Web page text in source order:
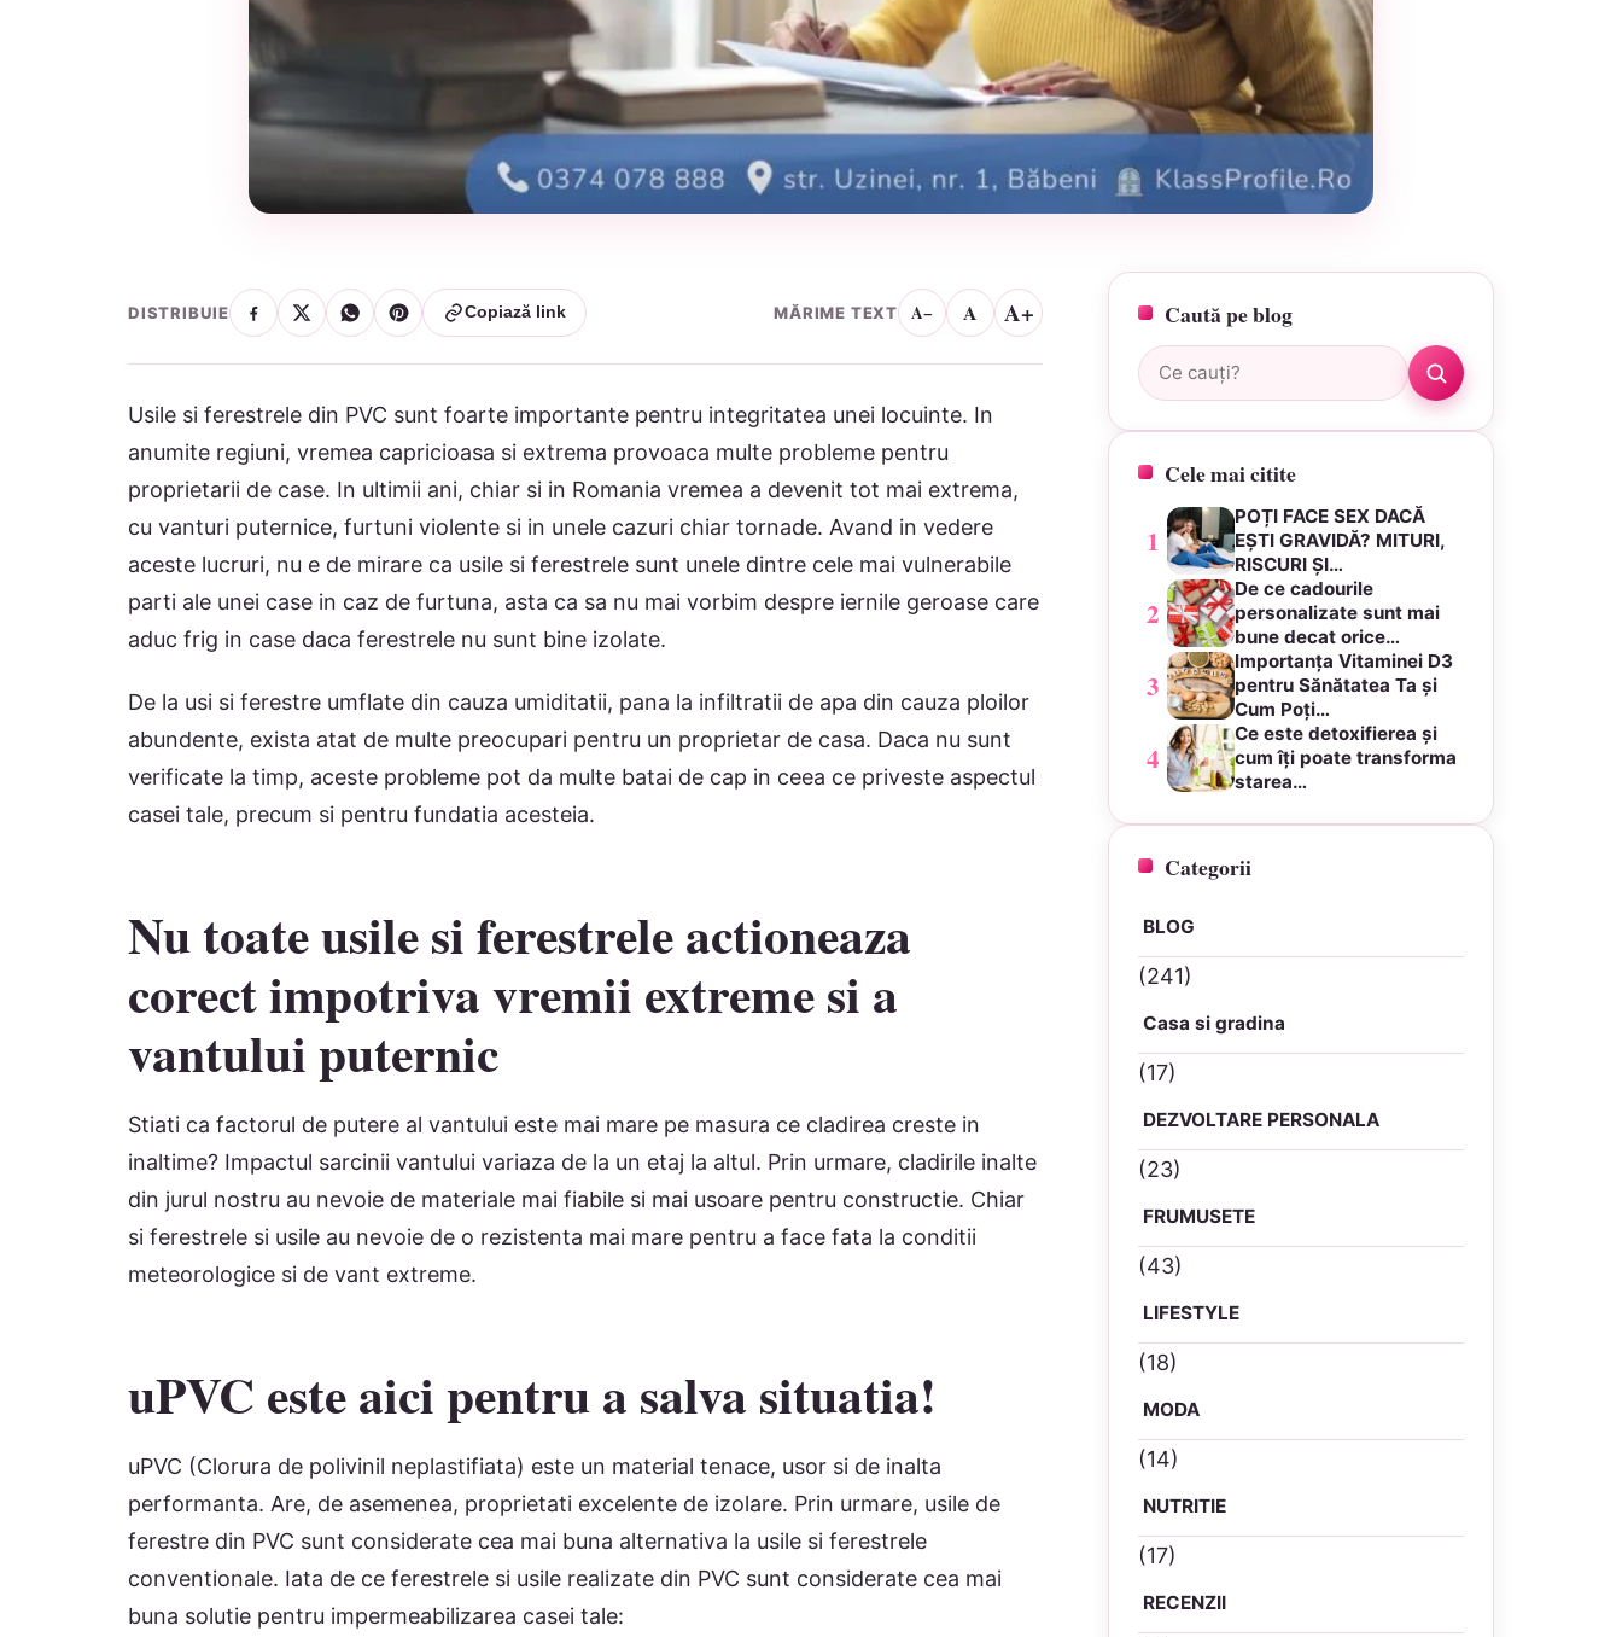
DISTRIBUIE Copiază link MĂRIME TEXT A− A A+
Usile si ferestrele din PVC sunt foarte importante pentru integritatea unei locuinte. In
anumite regiuni, vremea capricioasa si extrema provoaca multe probleme pentru
proprietarii de case. In ultimii ani, chiar si in Romania vremea a devenit tot mai extrema,
cu vanturi puternice, furtuni violente si in unele cazuri chiar tornade. Avand in vedere
aceste lucruri, nu e de mirare ca usile si ferestrele sunt unele dintre cele mai vulnerabile
parti ale unei case in caz de furtuna, asta ca sa nu mai vorbim despre iernile geroase care
aduc frig in case daca ferestrele nu sunt bine izolate.
De la usi si ferestre umflate din cauza umiditatii, pana la infiltratii de apa din cauza ploilor
abundente, exista atat de multe preocupari pentru un proprietar de casa. Daca nu sunt
verificate la timp, aceste probleme pot da multe batai de cap in ceea ce priveste aspectul
casei tale, precum si pentru fundatia acesteia.
Nu toate usile si ferestrele actioneaza
corect impotriva vremii extreme si a
vantului puternic
Stiati ca factorul de putere al vantului este mai mare pe masura ce cladirea creste in
inaltime? Impactul sarcinii vantului variaza de la un etaj la altul. Prin urmare, cladirile inalte
din jurul nostru au nevoie de materiale mai fiabile si mai usoare pentru constructie. Chiar
si ferestrele si usile au nevoie de o rezistenta mai mare pentru a face fata la conditii
meteorologice si de vant extreme.
uPVC este aici pentru a salva situatia!
uPVC (Clorura de polivinil neplastifiata) este un material tenace, usor si de inalta
performanta. Are, de asemenea, proprietati excelente de izolare. Prin urmare, usile de
ferestre din PVC sunt considerate cea mai buna alternativa la usile si ferestrele
conventionale. Iata de ce ferestrele si usile realizate din PVC sunt considerate cea mai
buna solutie pentru impermeabilizarea casei tale:
Caută pe blog
Caută:
Cele mai citite
1
POȚI FACE SEX DACĂ
EȘTI GRAVIDĂ? MITURI,
RISCURI ȘI…
2
De ce cadourile
personalizate sunt mai
bune decat orice…
3
Importanța Vitaminei D3
pentru Sănătatea Ta și
Cum Poți…
4
Ce este detoxifierea și
cum îți poate transforma
starea…
Categorii
BLOG
(241)
Casa si gradina
(17)
DEZVOLTARE PERSONALA
(23)
FRUMUSETE
(43)
LIFESTYLE
(18)
MODA
(14)
NUTRITIE
(17)
RECENZII